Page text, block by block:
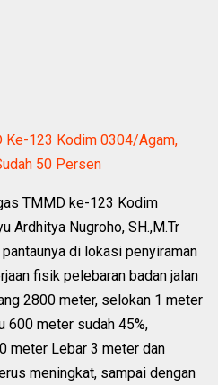
Ke-123 Kodim 0304/Agam,
50 Persen
TMMD ke-123 Kodim
Ardhitya Nugroho, SH.,M.Tr
di lokasi penyiraman
fisik pelebaran badan jalan
2800 meter, selokan 1 meter
600 meter sudah 45%,
meter Lebar 3 meter dan
meningkat, sampai dengan